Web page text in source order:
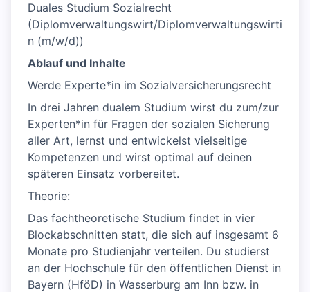
Duales Studium Sozialrecht
(Diplomverwaltungswirt/Diplomverwaltungswirti
n (m/w/d))
Ablauf und Inhalte
Werde Experte*in im Sozialversicherungsrecht
In drei Jahren dualem Studium wirst du zum/zur
Experten*in für Fragen der sozialen Sicherung
aller Art, lernst und entwickelst vielseitige
Kompetenzen und wirst optimal auf deinen
späteren Einsatz vorbereitet.
Theorie:
Das fachtheoretische Studium findet in vier
Blockabschnitten statt, die sich auf insgesamt 6
Monate pro Studienjahr verteilen. Du studierst
an der Hochschule für den öffentlichen Dienst in
Bayern (HföD) in Wasserburg am Inn bzw. in